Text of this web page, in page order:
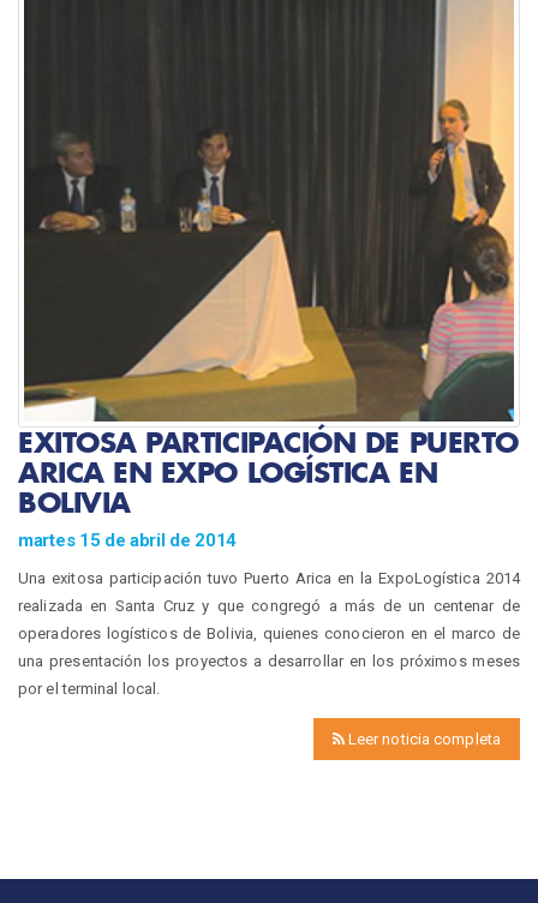
EXITOSA PARTICIPACIÓN DE PUERTO
ARICA EN EXPO LOGÍSTICA EN
BOLIVIA
martes 15 de abril de 2014
Una exitosa participación tuvo Puerto Arica en la ExpoLogística 2014
realizada en Santa Cruz y que congregó a más de un centenar de
operadores logísticos de Bolivia, quienes conocieron en el marco de
una presentación los proyectos a desarrollar en los próximos meses
por el terminal local.
Leer noticia completa